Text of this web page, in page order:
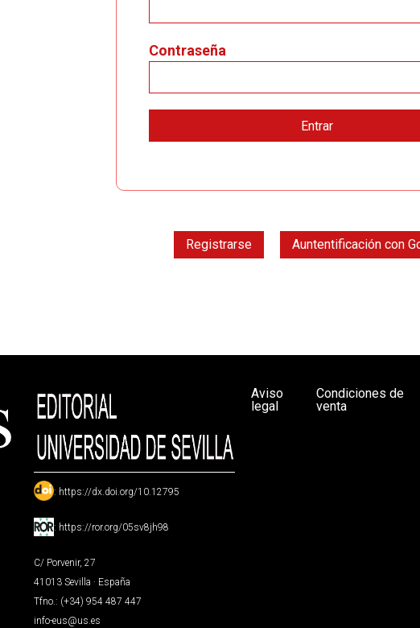
Contraseña
Registrarse Auntentificación con
: https://dx.doi.org/10.12795
: https://ror.org/05sv8jh98
C/ Porvenir, 27
41013 Sevilla · España
Tfno.: (+34) 954 487 447
info-eus@us.es
Aviso
legal
Condiciones de
venta